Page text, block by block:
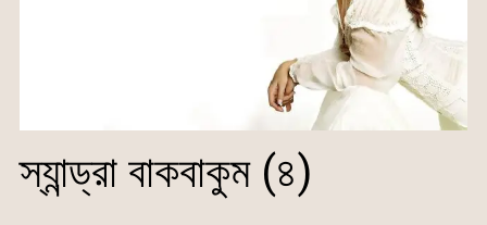
স্যান্ড্রা বাকবাকুম (৪)